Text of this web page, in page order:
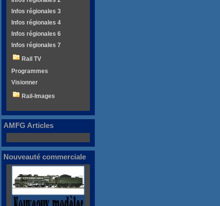
Infos régionales 3
Infos régionales 4
Infos régionales 6
Infos régionales 7
Rail TV
Programmes
Visionner
Rail-Images
AMFG Articles
Nouveauté commerciale